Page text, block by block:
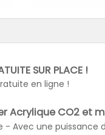
SUR PLACE !
en ligne !
Acrylique CO2 et
- Avec une